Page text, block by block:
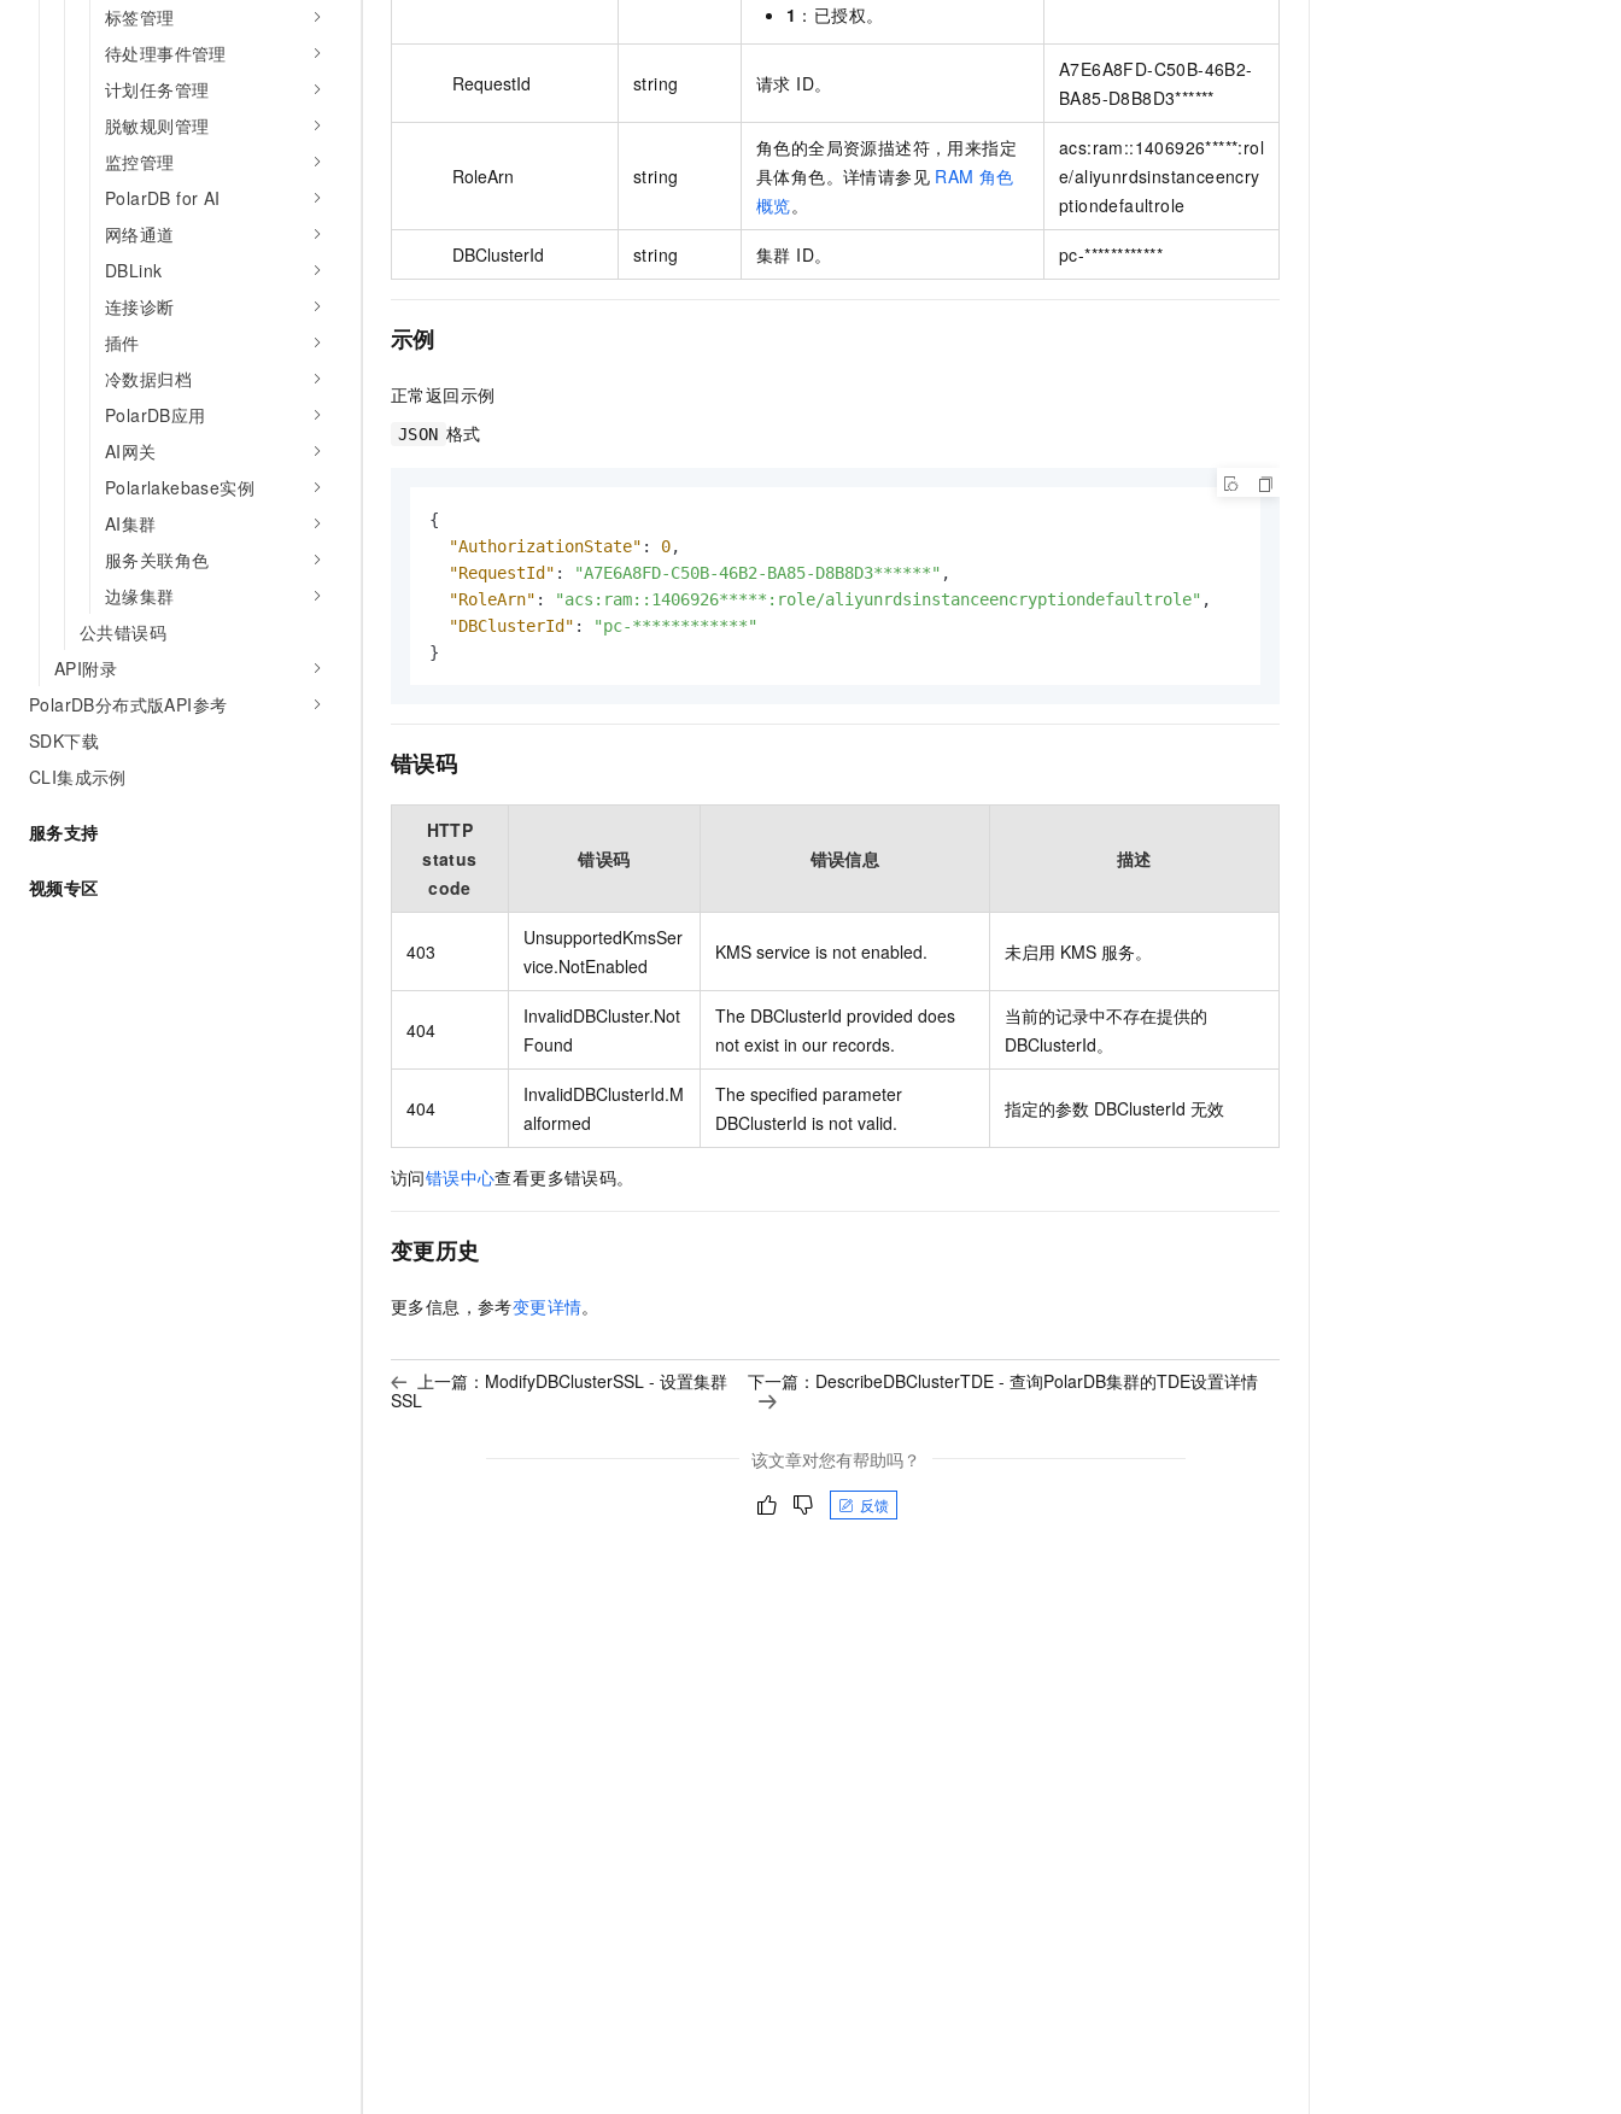
标签管理
待处理事件管理
计划任务管理
脱敏规则管理
监控管理
PolarDB for AI
网络通道
DBLink
连接诊断
插件
冷数据归档
PolarDB应用
AI网关
Polarlakebase实例
AI集群
服务关联角色
边缘集群
公共错误码
API附录
PolarDB分布式版API参考
SDK下载
CLI集成示例
服务支持
视频专区
1 ：已授权。
RequestId string 请求 ID。
A7E6A8FD-C50B-46B2-
BA85-D8B8D3******
RoleArn string
角色的全局资源描述符，用来指定
具体角色。详情请参见 RAM 角色
概览。
acs:ram::1406926*****:rol
e/aliyunrdsinstanceencry
ptiondefaultrole
DBClusterId string 集群 ID。 pc-************
示例
正常返回示例
JSON 格式
{
"AuthorizationState" : 0,
"RequestId" : "A7E6A8FD-C50B-46B2-BA85-D8B8D3******" ,
"RoleArn" : "acs:ram::1406926*****:role/aliyunrdsinstanceencryptiondefaultrole" ,
"DBClusterId" :
"pc-************"
}
错误码
HTTP
status
code
错误码 错误信息 描述
403
UnsupportedKmsSer
vice.NotEnabled
KMS service is not enabled. 未启用 KMS 服务。
404
InvalidDBCluster.Not
Found
The DBClusterId provided does
not exist in our records.
当前的记录中不存在提供的
DBClusterId。
404
InvalidDBClusterId.M
alformed
The specified parameter
DBClusterId is not valid.
指定的参数 DBClusterId 无效
访问错误中心查看更多错误码。
变更历史
更多信息，参考变更详情。
上一篇： ModifyDBClusterSSL - 设置集群
SSL
下一篇： DescribeDBClusterTDE - 查询PolarDB集群的TDE设置详情
该文章对您有帮助吗？
反馈